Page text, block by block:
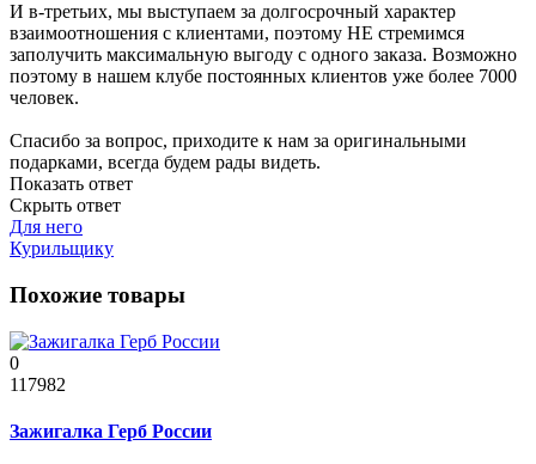
И в-третьих, мы выступаем за долгосрочный характер
взаимоотношения с клиентами, поэтому НЕ стремимся
заполучить максимальную выгоду с одного заказа. Возможно
поэтому в нашем клубе постоянных клиентов уже более 7000
человек.
Спасибо за вопрос, приходите к нам за оригинальными
подарками, всегда будем рады видеть.
Показать ответ
Скрыть ответ
Для него
Курильщику
Похожие товары
0
117982
Зажигалка Герб России